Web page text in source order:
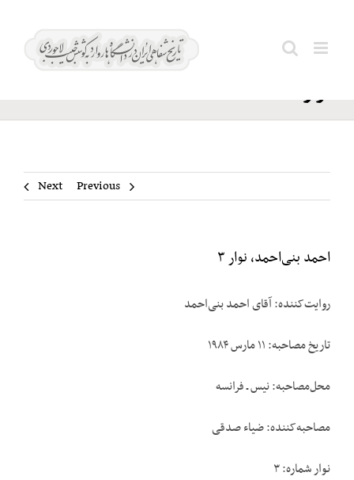
بنی‌احمد،
نوار ۳
Previous
Next
احمد بنی‌احمد، نوار ۳
روایت‌کننده: آقای احمد بنی‌احمد
تاریخ مصاحبه: ۱۱ مارس ۱۹۸۴
محل‌مصاحبه: نیس ـ فرانسه
مصاحبه‌کننده: ضیاء صدقی
نوار شماره: ۳